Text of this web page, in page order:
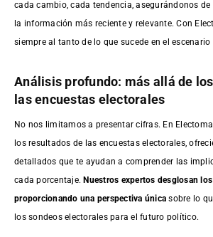
cada cambio, cada tendencia, asegurándonos de
la información más reciente y relevante. Con
siempre al tanto de lo que sucede en el
Análisis profundo: más allá de
las encuestas electorales
No nos limitamos a presentar cifras. En
los resultados de las encuestas electorales,
detallados que te ayudan a comprender las
cada porcentaje.Nuestros expertos desglosan los
proporcionando una perspectiva única sobre lo
los sondeos electorales para el futuro político.